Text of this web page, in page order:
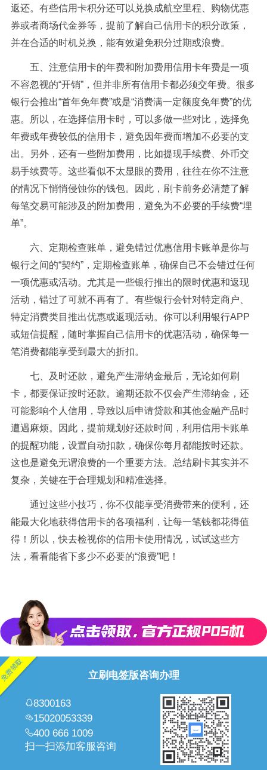
返还。有些信用卡积分还可以兑换成航空里程、购物优惠
券或者商场代金券等，提前了解自己信用卡的积分政策，
并在合适的时机兑换，能有效避免积分过期或浪费。
五、注意信用卡的年费和附加费用信用卡年费是一项
不容忽视的“开销”，但并非所有信用卡都必须交年费。很多
银行会推出“首年免年费”或是“消费满一定额度免年费”的优
惠。所以，在选择信用卡时，可以多做一些对比，选择免
年费或年费较低的信用卡，避免因年费而增加不必要的支
出。另外，还有一些附加费用，比如提现手续费、外币交
易手续费等。这些看似不太显眼的费用，往往在你不注意
的情况下悄悄侵蚀你的钱包。因此，刷卡前务必清楚了解
每笔交易可能涉及的附加费用，避免为不必要的手续费“埋
单”。
六、定期检查账单，避免错过优惠信用卡账单是你与
银行之间的“契约”，定期检查账单，确保自己不会错过任何
一项优惠或活动。尤其是一些银行推出的限时优惠和返现
活动，错过了可就不再有了。有些银行会针对特定商户、
特定消费类目推出优惠或返现活动。你可以利用银行APP
或短信提醒，随时掌握自己信用卡的优惠活动，确保每一
笔消费都能享受到最大的折扣。
七、及时还款，避免产生滞纳金最后，无论如何刷
卡，都要保证按时还款。逾期还款不仅会产生滞纳金，还
可能影响个人信用，导致以后申请贷款和其他金融产品时
遭遇麻烦。因此，提前规划好还款时间，利用信用卡账单
的提醒功能，设置自动扣款，确保你每月都能按时还款。
这也是避免无谓浪费的一个重要方法。总结刷卡其实并不
复杂，关键在于合理规划和精准选择。
通过这些小技巧，你不仅能享受消费带来的便利，还
能最大化地获得信用卡的各项福利，让每一笔钱都花得值
得！所以，快去检视你的信用卡使用情况，试试这些方
法，看看能省下多少不必要的“浪费”吧！
立刷电签版咨询办理
8300163
15020053339
400 666 1009
扫一扫添加客服咨询